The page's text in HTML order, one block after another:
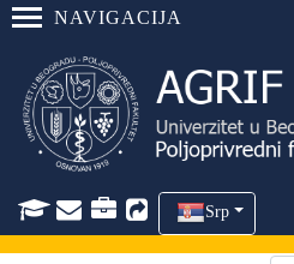
NAVIGACIJA
Srp